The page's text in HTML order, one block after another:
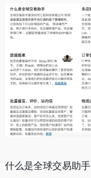
什么是全球交易助手